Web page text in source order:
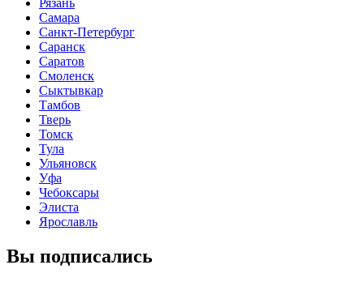
Рязань
Самара
Санкт-Петербург
Саранск
Саратов
Смоленск
Сыктывкар
Тамбов
Тверь
Томск
Тула
Ульяновск
Уфа
Чебоксары
Элиста
Ярославль
Вы подписались